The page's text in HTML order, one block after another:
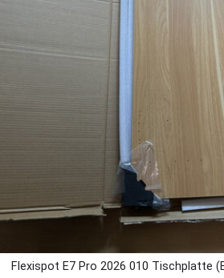
Flexispot E7 Pro 2026 010 Tischplatte